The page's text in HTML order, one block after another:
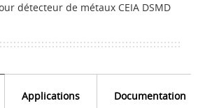
détecteur de métaux CEIA DSMD
Applications Documentation